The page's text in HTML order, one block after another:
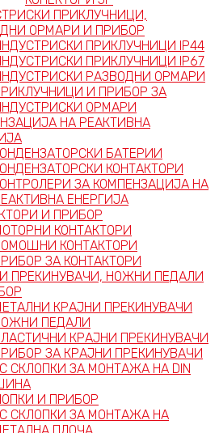
ПРИКЛУЧНИЦИ,
ОРМАРИ И ПРИБОР
ПРИКЛУЧНИЦИ IP44
ПРИКЛУЧНИЦИ IP67
РАЗВОДНИ ОРМАРИ
И ПРИБОР ЗА
ОРМАРИ
НА РЕАКТИВНА
БАТЕРИИ
КОНТАКТОРИ
ЗА КОМПЕНЗАЦИЈА НА
ЕНЕРГИЈА
И ПРИБОР
КОНТАКТОРИ
КОНТАКТОРИ
ЗА КОНТАКТОРИ
ПРЕКИНУВАЧИ, НОЖНИ ПЕДАЛИ
КРАЈНИ ПРЕКИНУВАЧИ
ПЕДАЛИ
КРАЈНИ ПРЕКИНУВАЧИ
ЗА КРАЈНИ ПРЕКИНУВАЧИ
СКЛОПКИ ЗА МОНТАЖА НА DIN
И ПРИБОР
СКЛОПКИ ЗА МОНТАЖА НА